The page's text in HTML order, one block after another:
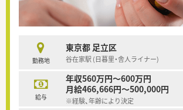
勤務地
東京都 足立区
谷在家駅 (日暮里・舎人ライナー)
給与
年収560万円～600万円
月給466,666円～500,000円
※経験、年齢により決定